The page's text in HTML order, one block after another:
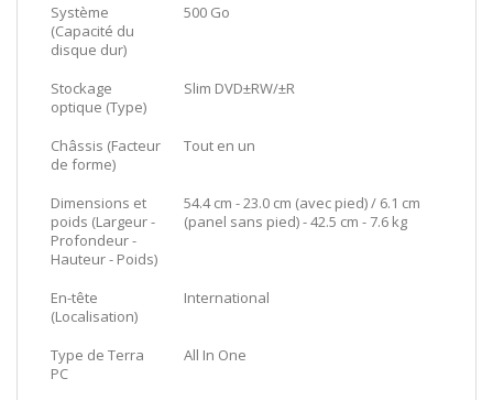
Système
(Capacité du
disque dur)
500 Go
Stockage
optique (Type)
Slim DVD±RW/±R
Châssis (Facteur
de forme)
Tout en un
Dimensions et
poids (Largeur -
Profondeur -
Hauteur - Poids)
54.4 cm - 23.0 cm (avec pied) / 6.1 cm
(panel sans pied) - 42.5 cm - 7.6 kg
En-tête
(Localisation)
International
Type de Terra
PC
All In One